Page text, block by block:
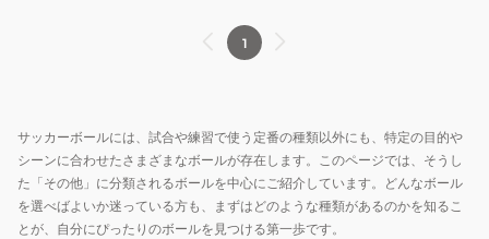
1
サッカーボールには、試合や練習で使う定番の種類以外にも、特定の目的や
シーンに合わせたさまざまなボールが存在します。このページでは、そうし
た「その他」に分類されるボールを中心にご紹介しています。どんなボール
を選べばよいか迷っている方も、まずはどのような種類があるのかを知るこ
とが、自分にぴったりのボールを見つける第一歩です。